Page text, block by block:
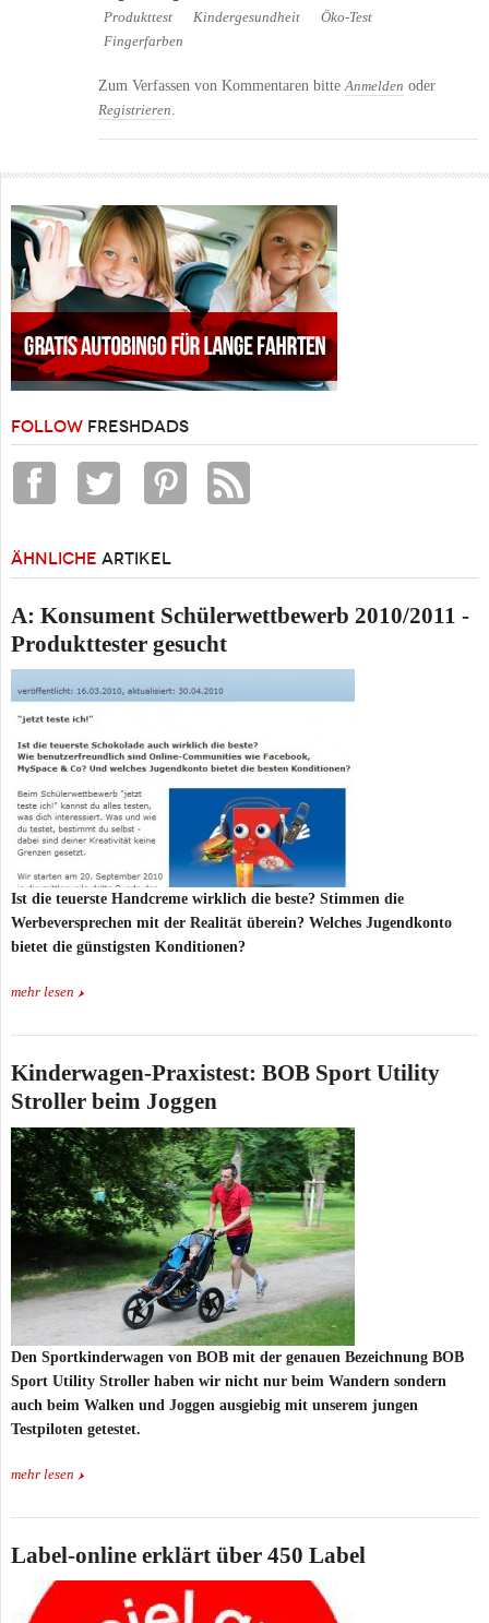
Produkttest Kindergesundheit
Öko-Test
Fingerfarben
Zum Verfassen von Kommentaren bitte Anmelden oder
Registrieren
FOLLOW FRESHDADS
ÄHNLICHE ARTIKEL
A: Konsument Schülerwettbewerb 2010/2011 -
Produkttester gesucht
Ist die teuerste Handcreme wirklich die beste? Stimmen die
Werbeversprechen mit der Realität überein? Welches Jugendkonto
bietet die günstigsten Konditionen?
mehr lesen
Kinderwagen-Praxistest: BOB Sport Utility
Stroller beim Joggen
Den Sportkinderwagen von BOB mit der genauen Bezeichnung BOB
Sport Utility Stroller haben wir nicht nur beim Wandern sondern
auch beim Walken und Joggen ausgiebig mit unserem jungen
Testpiloten getestet.
mehr lesen
Label-online erklärt über 450 Label